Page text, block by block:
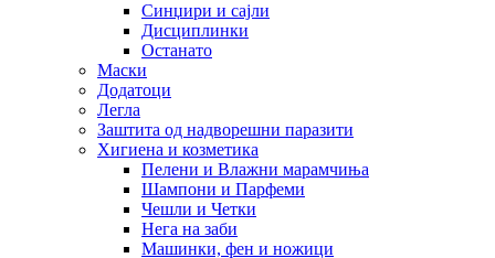
Синџири и сајли
Дисциплинки
Останато
Маски
Додатоци
Легла
Заштита од надворешни паразити
Хигиена и козметика
Пелени и Влажни марамчиња
Шампони и Парфеми
Чешли и Четки
Нега на заби
Машинки, фен и ножици